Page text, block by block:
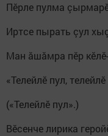
Пӗрле пулма
Иртсе пырать çул
Ман ăшăмра пӗр
«Телейлӗ пул, телейлӗ
(«Телейлӗ пул».)
Вӗсенче лирика